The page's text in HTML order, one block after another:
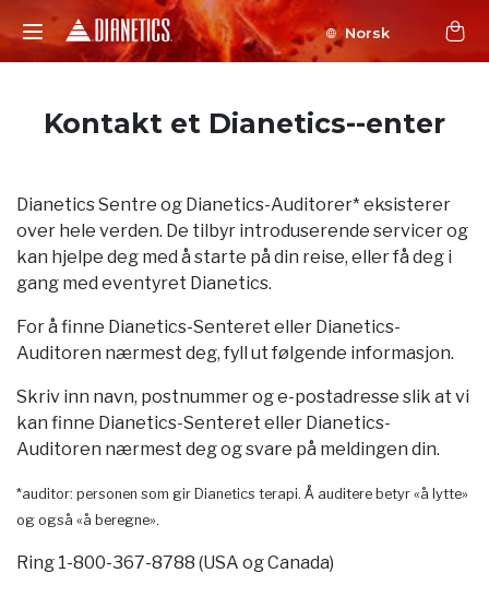
Norsk
Kontakt et Dianetics--enter
Dianetics Sentre og Dianetics-Auditorer* eksisterer
over hele verden. De tilbyr introduserende servicer og
kan hjelpe deg med å starte på din reise, eller få deg i
gang med eventyret Dianetics.
For å finne Dianetics-Senteret eller Dianetics-
Auditoren nærmest deg, fyll ut følgende informasjon.
Skriv inn navn, postnummer og e-postadresse slik at vi
kan finne Dianetics-Senteret eller Dianetics-
Auditoren nærmest deg og svare på meldingen din.
*auditor: personen som gir Dianetics terapi. Å auditere betyr «å lytte»
og også «å beregne».
Ring 1-800-367-8788 (USA og Canada)